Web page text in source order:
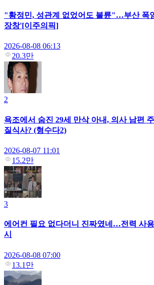
"황정민, 성관계 없었어도 불륜"…부산 폭
장창'[이주의픽]
2026-08-08 06:13
20.3만
2
욕조에서 숨진 29세 만삭 아내, 의사 남편
질식사? (형수다2)
2026-08-07 11:01
15.2만
3
에어컨 필요 없다더니 진짜였네…전력 사
시
2026-08-08 07:00
13.1만